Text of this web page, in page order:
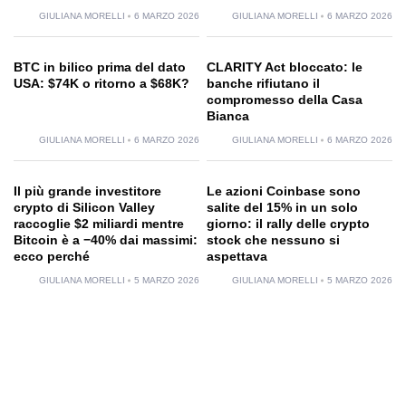
GIULIANA MORELLI 6 MARZO 2026 GIULIANA MORELLI 6 MARZO 2026
BTC in bilico prima del dato
USA: $74K o ritorno a $68K?
GIULIANA MORELLI 6 MARZO 2026
CLARITY Act bloccato: le
banche rifiutano il
compromesso della Casa
Bianca
GIULIANA MORELLI 6 MARZO 2026
Il più grande investitore
crypto di Silicon Valley
raccoglie $2 miliardi mentre
Bitcoin è a −40% dai massimi:
ecco perché
GIULIANA MORELLI 5 MARZO 2026
Le azioni Coinbase sono
salite del 15% in un solo
giorno: il rally delle crypto
stock che nessuno si
aspettava
GIULIANA MORELLI 5 MARZO 2026